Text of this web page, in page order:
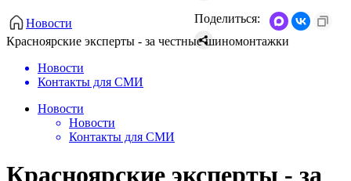
Новости
Красноярские эксперты - за честные шиномонтажки
Поделиться:
Новости
Контакты для СМИ
Новости
Новости
Контакты для СМИ
Красноярские эксперты - за